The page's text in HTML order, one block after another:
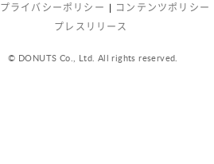
プライバシーポリシー コンテンツポリシー
プレスリリース
© DONUTS Co., Ltd. All rights reserved.